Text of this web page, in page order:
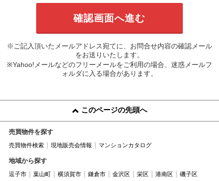
※ご記入頂いたメールアドレス宛てに、お問合せ内容の確認メール
をお送りいたします。
※Yahoo!メールなどのフリーメールをご利用の場合、迷惑メールフ
ォルダに入る場合があります。
このページの先頭へ
売買物件を探す
売買物件検索 現地販売会情報 マンションカタログ
地域から探す
逗子市 葉山町 横須賀市 鎌倉市 金沢区 栄区 港南区 磯子区